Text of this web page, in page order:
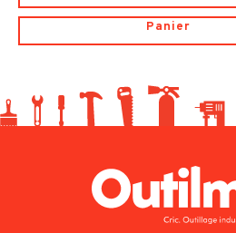
p
o
Panier